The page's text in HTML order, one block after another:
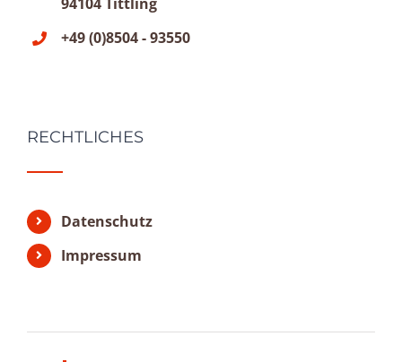
+49 (0)8504 - 93550
RECHTLICHES
Datenschutz
Impressum